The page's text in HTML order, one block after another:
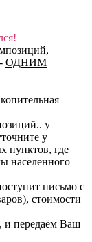
- ОДНИМ
у
у
пунктов, где
населенного
письмо с
стоимости
и передаём Ваш